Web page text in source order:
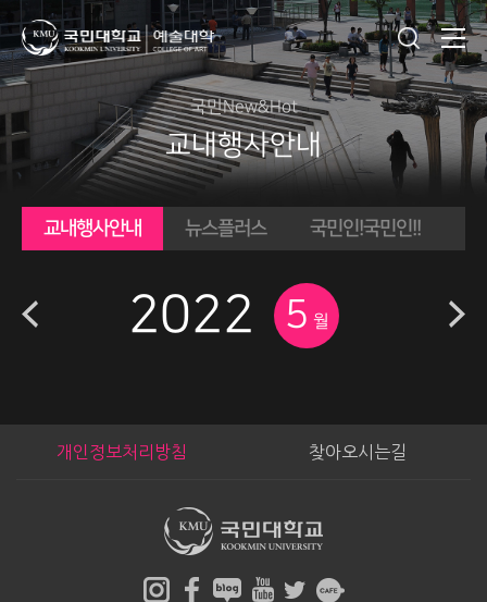
국민New&Hot
교내행사안내
교내행사안내 뉴스플러스 국민인!국민인!!
2022 5 월
개인정보처리방침 찾아오시는길